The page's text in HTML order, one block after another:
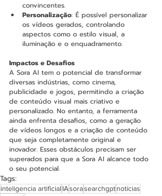
convincentes.
Personalização: É possível personalizar
os vídeos gerados, controlando
aspectos como o estilo visual, a
iluminação e o enquadramento.
Impactos e Desafios
A Sora AI tem o potencial de transformar
diversas indústrias, como cinema,
publicidade e jogos, permitindo a criação
de conteúdo visual mais criativo e
personalizado. No entanto, a ferramenta
ainda enfrenta desafios, como a geração
de vídeos longos e a criação de conteúdo
que seja completamente original e
inovador. Esses obstáculos precisam ser
superados para que a Sora AI alcance todo
o seu potencial.
Tags:
inteligencia artificial IAsorasearchgptnotícias